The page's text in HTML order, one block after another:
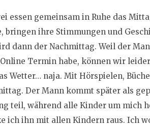
essen gemeinsam in Ruhe das
bringen ihre Stimmungen und
dann der Nachmittag. Weil der
Termin habe, können wir
Wetter… naja. Mit Hörspielen,
Der Mann kommt später als
teil, während alle Kinder um mich
ich ihn mit allen Kindern raus. Ich